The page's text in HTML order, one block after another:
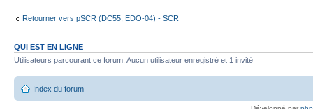
Retourner vers pSCR (DC55, EDO-04) - SCR
QUI EST EN LIGNE
Utilisateurs parcourant ce forum: Aucun utilisateur enregistré et 1 invité
Index du forum